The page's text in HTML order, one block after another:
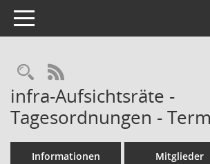
Toggle navigation
Rechercheauswahl
RSS-Feed
infra-Aufsichtsräte -
Tagesordnungen -
Informationen Mitglieder